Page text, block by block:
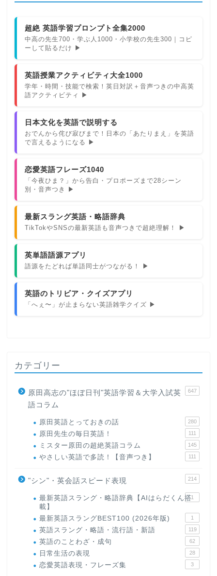
超絶 英語学習プロンプト全集2000
中高の先生700・学ぶ人1000・小学校の先生300｜コピ
ーして貼るだけ ▶
英語授業アクティビティ大全1000
学年・時間・技能で検索！英日対訳＋音声つきの中高英
語アクティビティ ▶
日本文化を英語で説明する
おでんから侘び寂びまで！日本の「あたりまえ」を英語
で言えるようになる ▶
恋愛英語フレーズ1040
「今夜ひま？」から告白・プロポーズまで28シーン
別・音声つき ▶
最新スラング英語・略語辞典
TikTokやSNSの最新英語も音声つきで超絶理解！ ▶
英単語語源アプリ
語源をたどれば単語同士がつながる！ ▶
英語のトリビア・クイズアプリ
「へぇ〜」が止まらない英語雑学クイズ ▶
カテゴリー
原田高志の"ほぼ日刊"英語学習＆大学入試英
語コラム
647
原田英語とっておきの話 280
原田先生の毎日英語！ 111
ミスター原田の超絶英語コラム 145
やさしい英語で多読！【音声つき】 111
"シン"・英会話スピード表現 214
最新英語スラング・略語辞典【AIはらだくん搭
載】
1
最新英語スラングBEST100 (2026年版) 1
英語スラング・略語・流行語・新語 119
英語のことわざ・成句 62
日常生活の表現 28
恋愛英語表現・フレーズ集 3